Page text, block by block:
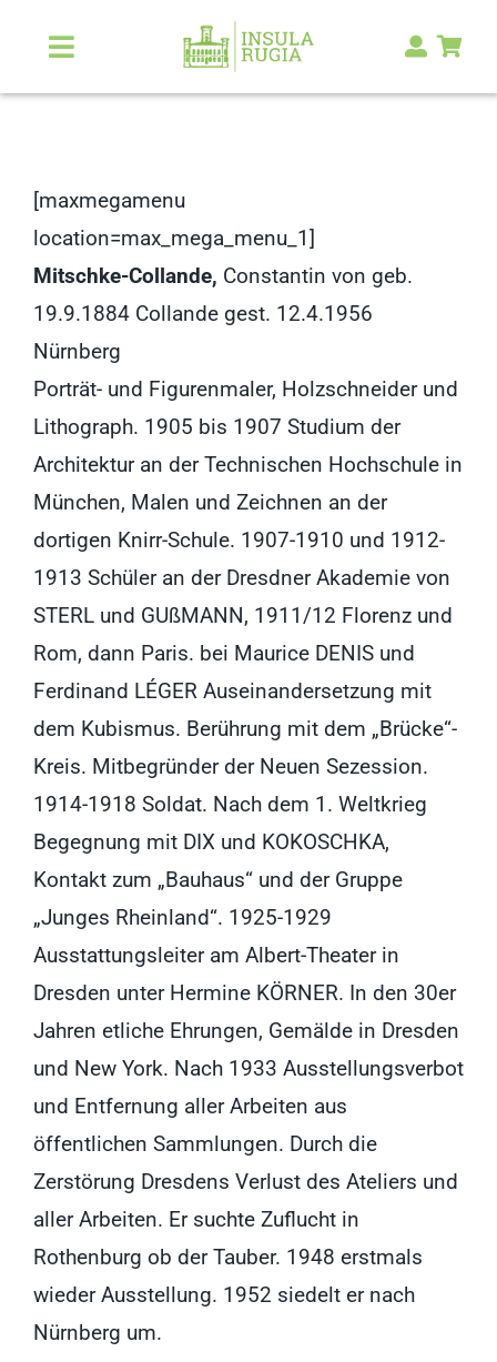
Inhalt
springen
Toggle
Navigation
RUGIA Shop
[maxmegamenu
location=max_mega_menu_1]
Mitschke-Collande, Constantin von geb.
19.9.1884 Collande gest. 12.4.1956
Nürnberg
Porträt- und Figurenmaler, Holzschneider und
Lithograph. 1905 bis 1907 Studium der
Architektur an der Technischen Hochschule in
München, Malen und Zeichnen an der
dortigen Knirr-Schule. 1907-1910 und 1912-
1913 Schüler an der Dresdner Akademie von
STERL und GUßMANN, 1911/12 Florenz und
Rom, dann Paris. bei Maurice DENIS und
Ferdinand LÉGER Auseinandersetzung mit
dem Kubismus. Berührung mit dem „Brücke“-
Kreis. Mitbegründer der Neuen Sezession.
1914-1918 Soldat. Nach dem 1. Weltkrieg
Begegnung mit DIX und KOKOSCHKA,
Kontakt zum „Bauhaus“ und der Gruppe
„Junges Rheinland“. 1925-1929
Ausstattungsleiter am Albert-Theater in
Dresden unter Hermine KÖRNER. In den 30er
Jahren etliche Ehrungen, Gemälde in Dresden
und New York. Nach 1933 Ausstellungsverbot
und Entfernung aller Arbeiten aus
öffentlichen Sammlungen. Durch die
Zerstörung Dresdens Verlust des Ateliers und
aller Arbeiten. Er suchte Zuflucht in
Rothenburg ob der Tauber. 1948 erstmals
wieder Ausstellung. 1952 siedelt er nach
Nürnberg um.